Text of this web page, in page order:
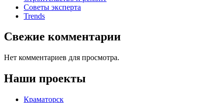
Советы эксперта
Trends
Свежие комментарии
Нет комментариев для просмотра.
Наши проекты
Краматорск